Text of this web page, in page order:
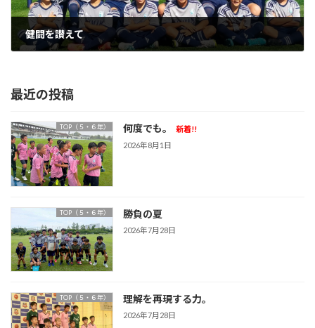
健闘を讃えて
最近の投稿
TOP（５・６年） 何度でも。
新着!!
2026年8月1日
TOP（５・６年） 勝負の夏
2026年7月28日
TOP（５・６年） 理解を再現する力。
2026年7月28日